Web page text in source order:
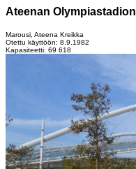
Ateenan Olympiastadion
Marousi, Ateena Kreikka
Otettu käyttöön: 8.9.1982
Kapasiteetti: 69 618